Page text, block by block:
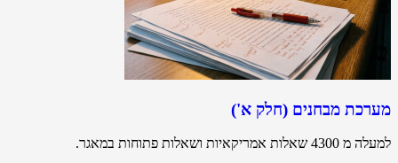
מערכת מבחנים (חלק א')
למעלה מ 4300 שאלות אמריקאיות ושאלות פתוחות במאגר.